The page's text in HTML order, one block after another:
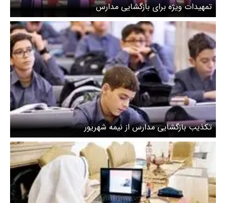
تمهیدات ویژه برای بازگشایی مدارس
تکذیب بازگشایی مدارس از نیمه شهریور